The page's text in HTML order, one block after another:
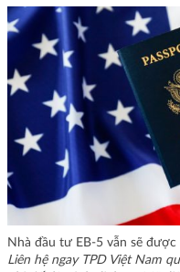
Nhà đầu tư EB-5 vẫn sẽ
Liên hệ ngay TPD Việt Nam